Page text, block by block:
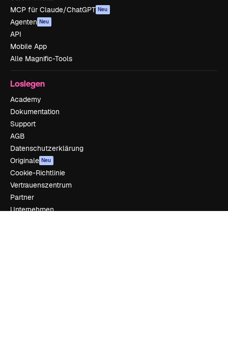
MCP für Claude/ChatGPT Neu
Agenten Neu
API
Mobile App
Alle Magnific-Tools
Loslegen
Academy
Dokumentation
Support
AGB
Datenschutzerklärung
Originale Neu
Cookie-Richtlinie
Vertrauenszentrum
Partner
Unternehmen